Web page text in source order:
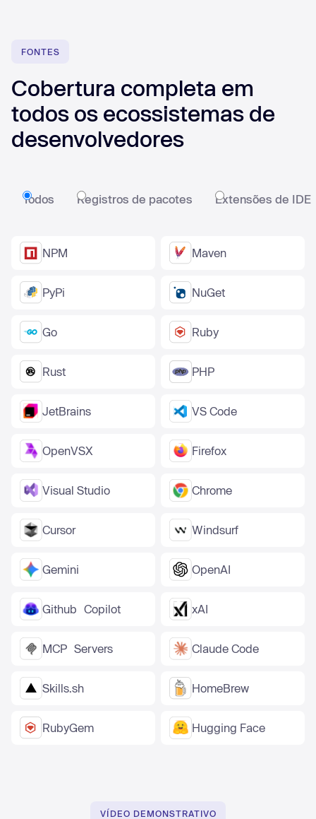
FONTES
Cobertura completa em
todos os ecossistemas de
desenvolvedores
Todos Registros de pacotes Extensões de IDE
NPM Maven
PyPi NuGet
Go Ruby
Rust PHP
JetBrains VS Code
OpenVSX Firefox
Visual Studio Chrome
Cursor Windsurf
Gemini OpenAI
Github Copilot xAI
MCP Servers Claude Code
Skills.sh HomeBrew
RubyGem Hugging Face
VÍDEO DEMONSTRATIVO